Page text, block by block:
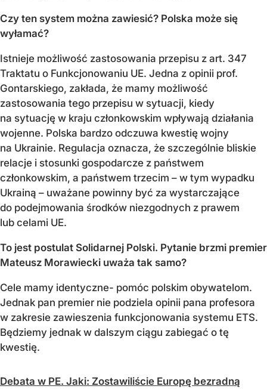
Czy ten system można zawiesić? Polska może się
wyłamać?
Istnieje możliwość zastosowania przepisu z art. 347
Traktatu o Funkcjonowaniu UE. Jedna z opinii prof.
Gontarskiego, zakłada, że mamy możliwość
zastosowania tego przepisu w sytuacji, kiedy
na sytuację w kraju członkowskim wpływają działania
wojenne. Polska bardzo odczuwa kwestię wojny
na Ukrainie. Regulacja oznacza, że szczególnie bliskie
relacje i stosunki gospodarcze z państwem
członkowskim, a państwem trzecim – w tym wypadku
Ukrainą – uważane powinny być za wystarczające
do podejmowania środków niezgodnych z prawem
lub celami UE.
To jest postulat Solidarnej Polski. Pytanie brzmi premier
Mateusz Morawiecki uważa tak samo?
Cele mamy identyczne- pomóc polskim obywatelom.
Jednak pan premier nie podziela opinii pana profesora
w zakresie zawieszenia funkcjonowania systemu ETS.
Będziemy jednak w dalszym ciągu zabiegać o tę
kwestię.
Debata w PE. Jaki: Zostawiliście Europę bezradną